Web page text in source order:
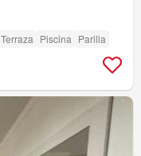
Terraza Piscina Parilla